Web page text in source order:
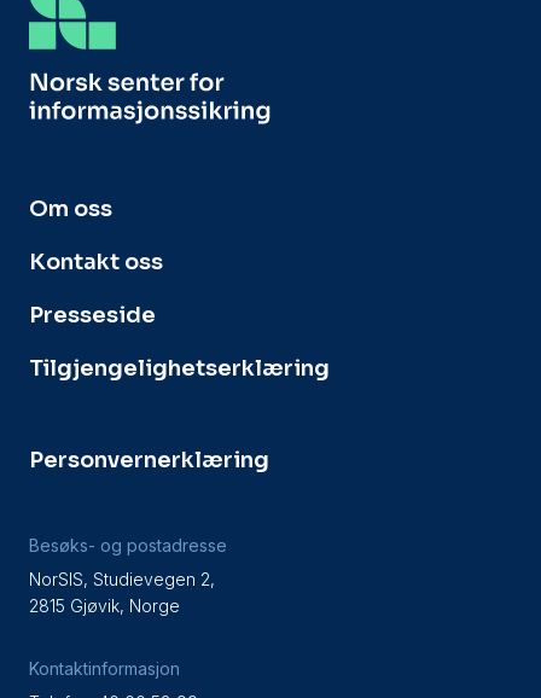
Om oss
Kontakt oss
Presseside
Tilgjengelighetserklæring
Personvernerklæring
Besøks- og postadresse
NorSIS, Studievegen 2,
2815 Gjøvik, Norge
Kontaktinformasjon